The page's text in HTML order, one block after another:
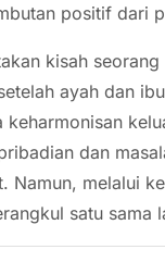
positif dari
kisah
ayah dan
dan
Namun, melalui
satu sama